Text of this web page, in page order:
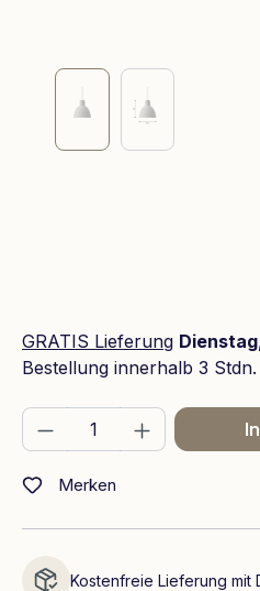
GRATIS Lieferung
Bestellung innerhalb 3
Produkt Anzahl:
Merken
Kostenfreie Lieferung mit